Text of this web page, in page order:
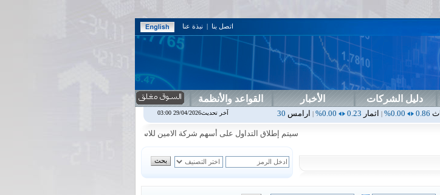
اتصل بنا | نبذة عنا
دليل الشركات الأخبار القواعد والأنظمة
|اثمار 0.00%
|ارامس2.30
|اربيل |اس بنك0.00
0.00%
سيتم إطلاق التداول على أسهم شركة الامين للاستثمار المالي في جلسة الاحد الموافق 2026/8/9